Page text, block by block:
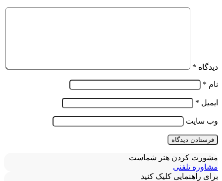
دیدگاه *
نام *
ایمیل *
وب‌ سایت
مشورت کردن هنر شماست
مشاوره تلفنی
برای راهنمایی کلیک کنید